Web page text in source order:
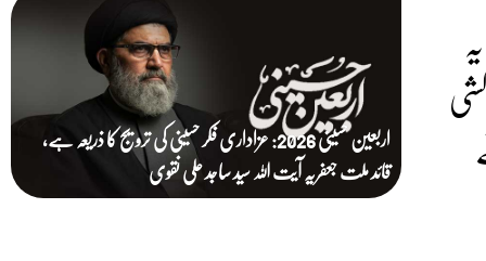
اربعین حسینی 2026: عزاداری فکر حسینی کی ترویج کا ذریعہ ہے،
قائد ملت جعفریہ آیت اللہ سید ساجد علی نقوی